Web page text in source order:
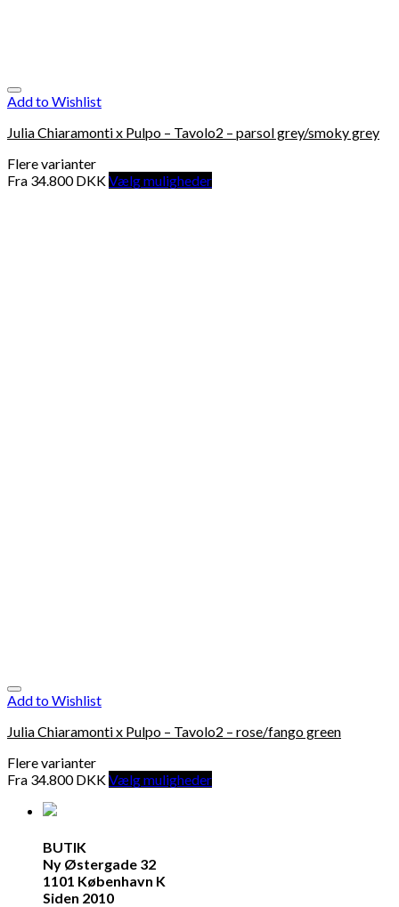
Add to Wishlist
Julia Chiaramonti x Pulpo – Tavolo2 – parsol grey/smoky grey
Flere varianter
Fra 34.800DKKVælg muligheder
Add to Wishlist
Julia Chiaramonti x Pulpo – Tavolo2 – rose/fango green
Flere varianter
Fra 34.800DKKVælg muligheder
BUTIK
Ny Østergade 32
1101 København K
Siden 2010